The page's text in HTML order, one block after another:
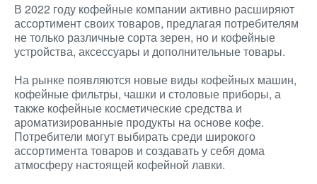
В 2022 году кофейные компании активно расширяют
ассортимент своих товаров, предлагая потребителям
не только различные сорта зерен, но и кофейные
устройства, аксессуары и дополнительные товары.
На рынке появляются новые виды кофейных машин,
кофейные фильтры, чашки и столовые приборы, а
также кофейные косметические средства и
ароматизированные продукты на основе кофе.
Потребители могут выбирать среди широкого
ассортимента товаров и создавать у себя дома
атмосферу настоящей кофейной лавки.